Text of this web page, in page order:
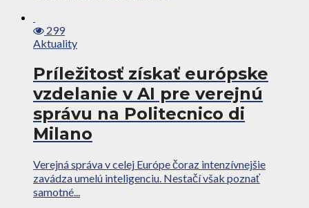
299
Aktuality
Príležitosť získať európske
vzdelanie v AI pre verejnú
správu na Politecnico di
Milano
Verejná správa v celej Európe čoraz intenzívnejšie
zavádza umelú inteligenciu. Nestačí však poznať
samotné...